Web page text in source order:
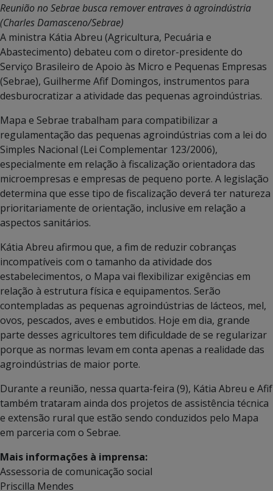
Reunião no Sebrae busca remover entraves à agroindústria
(Charles Damasceno/Sebrae)
A ministra Kátia Abreu (Agricultura, Pecuária e
Abastecimento) debateu com o diretor-presidente do
Serviço Brasileiro de Apoio às Micro e Pequenas Empresas
(Sebrae), Guilherme Afif Domingos, instrumentos para
desburocratizar a atividade das pequenas agroindústrias.
Mapa e Sebrae trabalham para compatibilizar a
regulamentação das pequenas agroindústrias com a lei do
Simples Nacional (Lei Complementar 123/2006),
especialmente em relação à fiscalização orientadora das
microempresas e empresas de pequeno porte. A legislação
determina que esse tipo de fiscalização deverá ter natureza
prioritariamente de orientação, inclusive em relação a
aspectos sanitários.
Kátia Abreu afirmou que, a fim de reduzir cobranças
incompatíveis com o tamanho da atividade dos
estabelecimentos, o Mapa vai flexibilizar exigências em
relação à estrutura física e equipamentos. Serão
contempladas as pequenas agroindústrias de lácteos, mel,
ovos, pescados, aves e embutidos. Hoje em dia, grande
parte desses agricultores tem dificuldade de se regularizar
porque as normas levam em conta apenas a realidade das
agroindústrias de maior porte.
Durante a reunião, nessa quarta-feira (9), Kátia Abreu e Afif
também trataram ainda dos projetos de assistência técnica
e extensão rural que estão sendo conduzidos pelo Mapa
em parceria com o Sebrae.
Mais informações à imprensa:
Assessoria de comunicação social
Priscilla Mendes